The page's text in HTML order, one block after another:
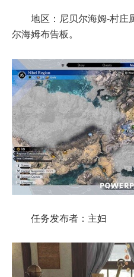
地区：尼贝尔海姆-村庄
尔海姆布告板。
任务发布者：主妇